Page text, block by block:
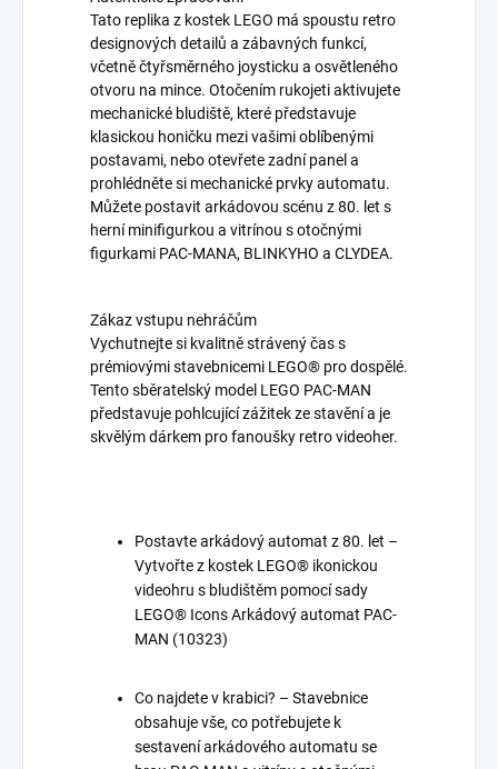
Tato replika z kostek LEGO má spoustu retro
designových detailů a zábavných funkcí,
včetně čtyřsměrného joysticku a osvětleného
otvoru na mince. Otočením rukojeti aktivujete
mechanické bludiště, které představuje
klasickou honičku mezi vašimi oblíbenými
postavami, nebo otevřete zadní panel a
prohlédněte si mechanické prvky automatu.
Můžete postavit arkádovou scénu z 80. let s
herní minifigurkou a vitrínou s otočnými
figurkami PAC-MANA, BLINKYHO a CLYDEA.
Zákaz vstupu nehráčům
Vychutnejte si kvalitně strávený čas s
prémiovými stavebnicemi LEGO® pro dospělé.
Tento sběratelský model LEGO PAC-MAN
představuje pohlcující zážitek ze stavění a je
skvělým dárkem pro fanoušky retro videoher.
Postavte arkádový automat z 80. let –
Vytvořte z kostek LEGO® ikonickou
videohru s bludištěm pomocí sady
LEGO® Icons Arkádový automat PAC-
MAN (10323)
Co najdete v krabici? – Stavebnice
obsahuje vše, co potřebujete k
sestavení arkádového automatu se